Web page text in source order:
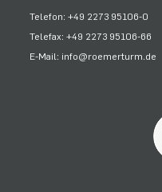
Telefon: +49 2273 95106-0
Telefax: +49 2273 95106-66
E-Mail: info@roemerturm.de